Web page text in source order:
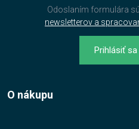
Odoslaním formulára
newsletterov a
Prihlásiť
O nákupu